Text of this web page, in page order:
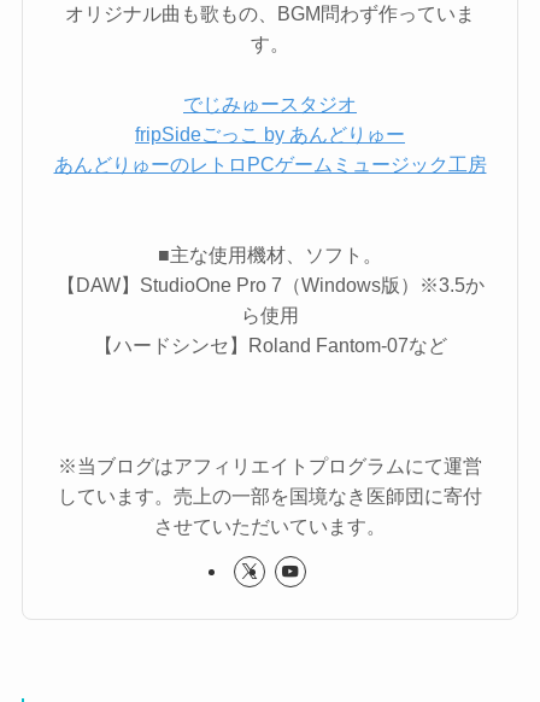
オリジナル曲も歌もの、BGM問わず作っていま
す。
でじみゅースタジオ
fripSideごっこ by あんどりゅー
あんどりゅーのレトロPCゲームミュージック工房
■主な使用機材、ソフト。
【DAW】StudioOne Pro 7（Windows版）※3.5か
ら使用
【ハードシンセ】Roland Fantom-07など
※当ブログはアフィリエイトプログラムにて運営
しています。売上の一部を国境なき医師団に寄付
させていただいています。